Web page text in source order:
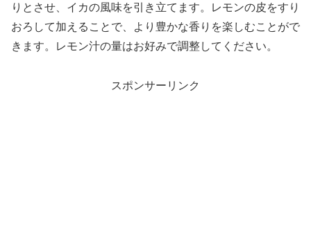
りとさせ、イカの風味を引き立てます。レモンの皮をすり
おろして加えることで、より豊かな香りを楽しむことがで
きます。レモン汁の量はお好みで調整してください。
スポンサーリンク